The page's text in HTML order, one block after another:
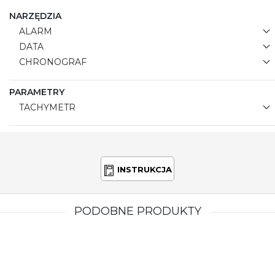
NARZĘDZIA
ALARM
DATA
CHRONOGRAF
PARAMETRY
TACHYMETR
INSTRUKCJA
PODOBNE PRODUKTY